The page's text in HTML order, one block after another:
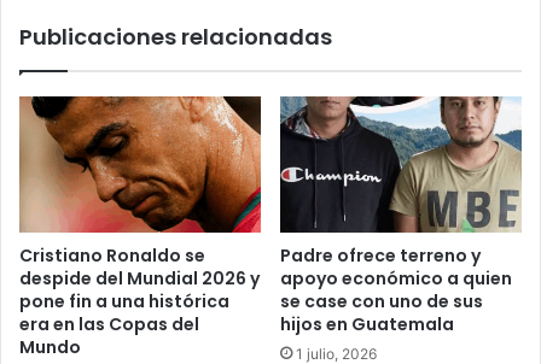
Publicaciones relacionadas
Cristiano Ronaldo se
despide del Mundial 2026 y
pone fin a una histórica
era en las Copas del
Mundo
Padre ofrece terreno y
apoyo económico a quien
se case con uno de sus
hijos en Guatemala
1 julio, 2026